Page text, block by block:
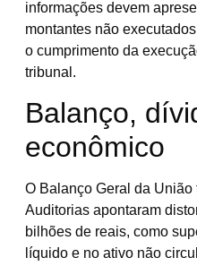
informações devem
montantes não
o cumprimento da
tribunal.
Balanço,
econômico
O Balanço Geral da
Auditorias apontaram
bilhões de reais, como
líquido e no ativo não